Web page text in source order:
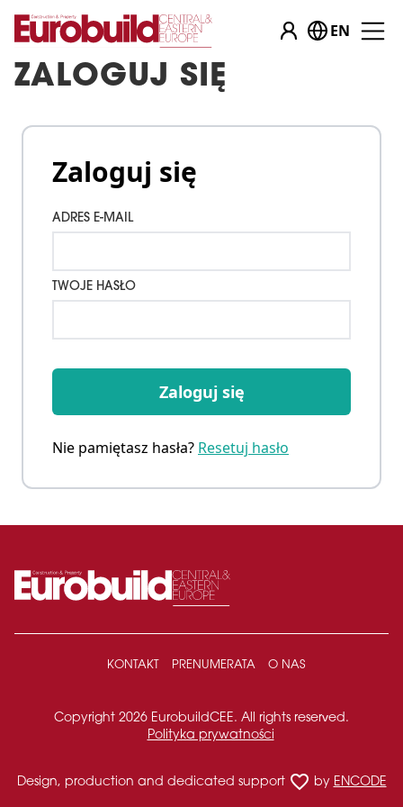
EN
ZALOGUJ SIĘ
Zaloguj się
ADRES E-MAIL
TWOJE HASŁO
Zaloguj się
Nie pamiętasz hasła? Resetuj hasło
KONTAKT PRENUMERATA O NAS
Copyright 2026 EurobuildCEE. All rights reserved.
Polityka prywatności
Design, production and dedicated support favorite_border by ENCODE